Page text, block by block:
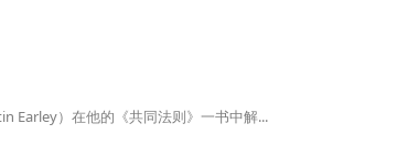
Earley）在他的《共同法则》一书中解...